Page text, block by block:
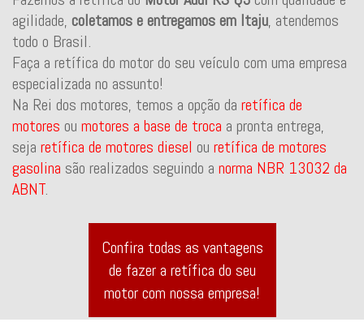
agilidade, coletamos e entregamos em Itaju, atendemos
todo o Brasil.
Faça a retífica do motor do seu veículo com uma empresa
especializada no assunto!
Na Rei dos motores, temos a opção da retífica de
motores ou motores a base de troca a pronta entrega,
seja retífica de motores diesel ou retífica de motores
gasolina são realizados seguindo a norma NBR 13032 da
ABNT.
Confira todas as vantagens
de fazer a retífica do seu
motor com nossa empresa!